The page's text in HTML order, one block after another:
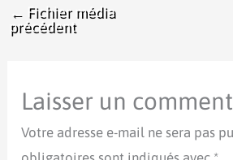
← Fichier média
précédent
Laisser un
Votre adresse e-mail ne sera pas